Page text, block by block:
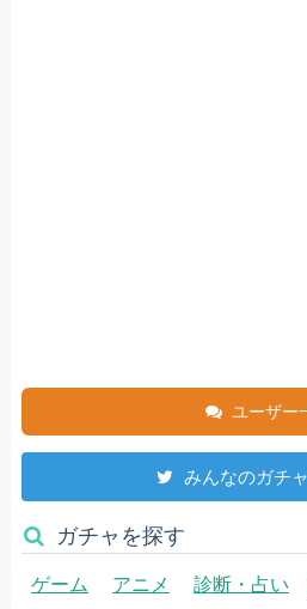
ユーザー
みんなのガチ
ガチャを探す
ゲーム アニメ 診断・占い